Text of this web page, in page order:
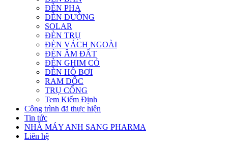
ĐÈN PHA
ĐÈN ĐƯỜNG
SOLAR
ĐÈN TRỤ
ĐÈN VÁCH NGOÀI
ĐÈN ÂM ĐẤT
ĐÈN GHIM CỎ
ĐÈN HỒ BƠI
RAM DỐC
TRỤ CỔNG
Tem Kiểm Định
Công trình đã thực hiện
Tin tức
NHÀ MÁY ANH SANG PHARMA
Liên hệ